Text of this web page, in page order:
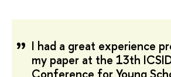
I had a great experience
my paper at the 13th
Conference for Young